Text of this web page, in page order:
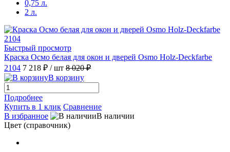
0,75 л.
2 л.
Быстрый просмотр
Краска Осмо белая для окон и дверей Osmo Holz-Deckfarbe
2104 7 218 ₽ / шт 8 020 ₽
В корзину
Подробнее
Купить в 1 клик Сравнение
В избранное
В наличии
Цвет (справочник)